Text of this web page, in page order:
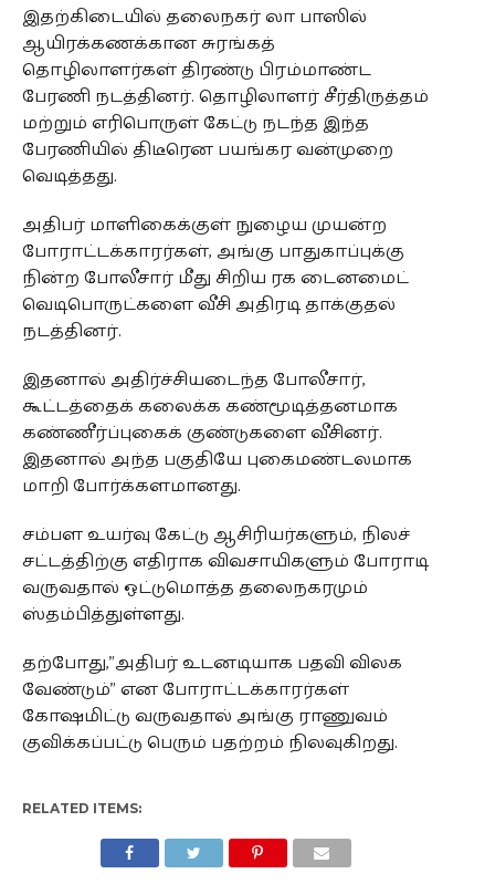
இதற்கிடையில் தலைநகர் லா பாஸில்
ஆயிரக்கணக்கான சுரங்கத்
தொழிலாளர்கள் திரண்டு பிரம்மாண்ட
பேரணி நடத்தினர். தொழிலாளர் சீர்திருத்தம்
மற்றும் எரிபொருள் கேட்டு நடந்த இந்த
பேரணியில் திடீரென பயங்கர வன்முறை
வெடித்தது.
அதிபர் மாளிகைக்குள் நுழைய முயன்ற
போராட்டக்காரர்கள், அங்கு பாதுகாப்புக்கு
நின்ற போலீசார் மீது சிறிய ரக டைனமைட்
வெடிபொருட்களை வீசி அதிரடி தாக்குதல்
நடத்தினர்.
இதனால் அதிர்ச்சியடைந்த போலீசார்,
கூட்டத்தைக் கலைக்க கண்மூடித்தனமாக
கண்ணீர்ப்புகைக் குண்டுகளை வீசினர்.
இதனால் அந்த பகுதியே புகைமண்டலமாக
மாறி போர்க்களமானது.
சம்பள உயர்வு கேட்டு ஆசிரியர்களும், நிலச்
சட்டத்திற்கு எதிராக விவசாயிகளும் போராடி
வருவதால் ஒட்டுமொத்த தலைநகரமும்
ஸ்தம்பித்துள்ளது.
தற்போது,”அதிபர் உடனடியாக பதவி விலக
வேண்டும்” என போராட்டக்காரர்கள்
கோஷமிட்டு வருவதால் அங்கு ராணுவம்
குவிக்கப்பட்டு பெரும் பதற்றம் நிலவுகிறது.
RELATED ITEMS: